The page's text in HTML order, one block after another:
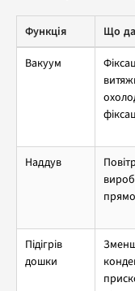
Функція Що
Вакуум
Наддув
Підігрів
дошки